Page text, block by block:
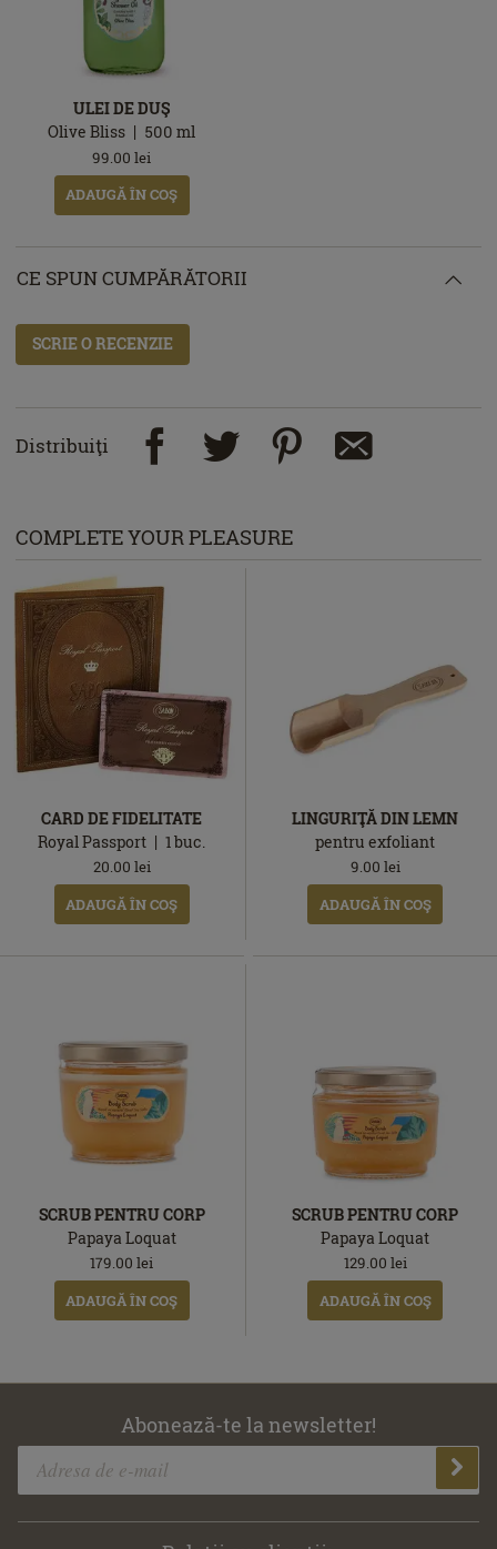
ULEI DE DUŞ
Olive Bliss
500ml
99.00 lei
ADAUGĂ ÎN COŞ
CE SPUN CUMPĂRĂTORII
SCRIE O RECENZIE
Distribuiţi
COMPLETE YOUR PLEASURE
CARD DE FIDELITATE
Royal Passport
1buc.
20.00 lei
ADAUGĂ ÎN COŞ
LINGURIŢĂ DIN LEMN
pentru exfoliant
9.00 lei
ADAUGĂ ÎN COŞ
SCRUB PENTRU CORP
Papaya Loquat
179.00 lei
ADAUGĂ ÎN COŞ
SCRUB PENTRU CORP
Papaya Loquat
129.00 lei
ADAUGĂ ÎN COŞ
Abonează-te la newsletter!